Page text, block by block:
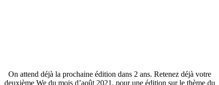
On attend déjà la prochaine édition dans 2 ans. Retenez déjà votre
deuxième We du mois d’août 2021, pour une édition sur le thème du